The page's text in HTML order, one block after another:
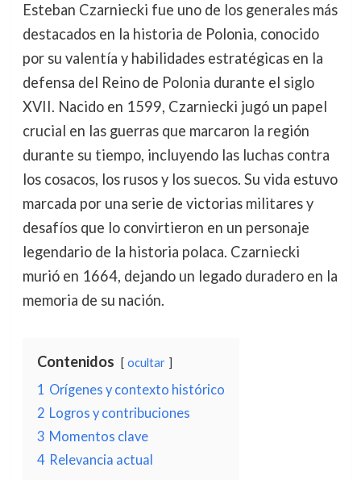
Esteban Czarniecki fue uno de los generales más
destacados en la historia de Polonia, conocido
por su valentía y habilidades estratégicas en la
defensa del Reino de Polonia durante el siglo
XVII. Nacido en 1599, Czarniecki jugó un papel
crucial en las guerras que marcaron la región
durante su tiempo, incluyendo las luchas contra
los cosacos, los rusos y los suecos. Su vida estuvo
marcada por una serie de victorias militares y
desafíos que lo convirtieron en un personaje
legendario de la historia polaca. Czarniecki
murió en 1664, dejando un legado duradero en la
memoria de su nación.
Contenidos ocultar
1 Orígenes y contexto histórico
2 Logros y contribuciones
3 Momentos clave
4 Relevancia actual